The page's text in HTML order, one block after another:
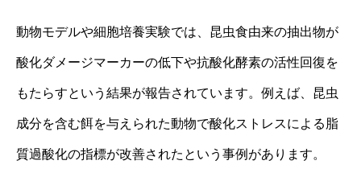
動物モデルや細胞培養実験では、昆虫食由来の抽出物が
酸化ダメージマーカーの低下や抗酸化酵素の活性回復を
もたらすという結果が報告されています。例えば、昆虫
成分を含む餌を与えられた動物で酸化ストレスによる脂
質過酸化の指標が改善されたという事例があります。